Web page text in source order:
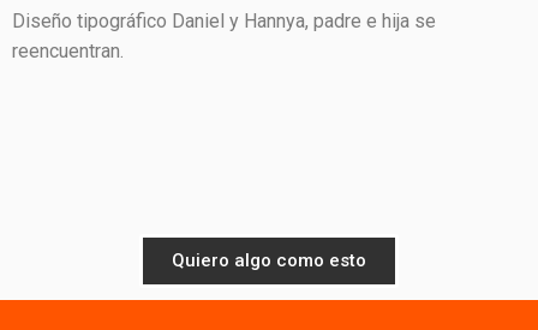
Diseño tipográfico Daniel y Hannya, padre e hija se
reencuentran.
Quiero algo como esto